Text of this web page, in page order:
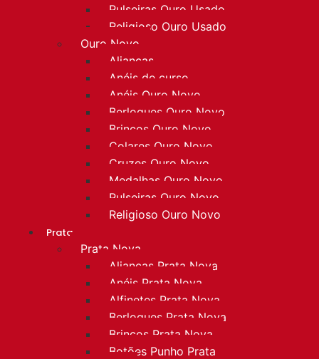
Pulseiras Ouro Usado
Religioso Ouro Usado
Ouro Novo
Alianças
Anéis de curso
Anéis Ouro Novo
Berloques Ouro Novo
Brincos Ouro Novo
Colares Ouro Novo
Cruzes Ouro Novo
Medalhas Ouro Novo
Pulseiras Ouro Novo
Religioso Ouro Novo
Prata
Prata Nova
Alianças Prata Nova
Anéis Prata Nova
Alfinetes Prata Nova
Berloques Prata Nova
Brincos Prata Nova
Botões Punho Prata